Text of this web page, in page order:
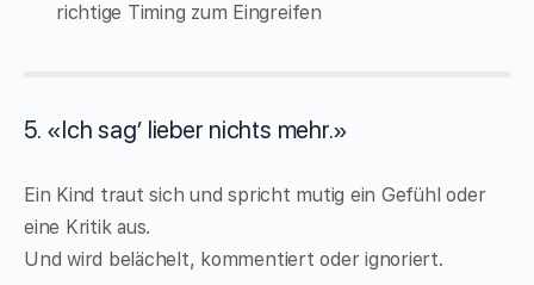
richtige Timing zum Eingreifen
5. «Ich sag’ lieber nichts mehr.»
Ein Kind traut sich und spricht mutig ein Gefühl oder
eine Kritik aus.
Und wird belächelt, kommentiert oder ignoriert.